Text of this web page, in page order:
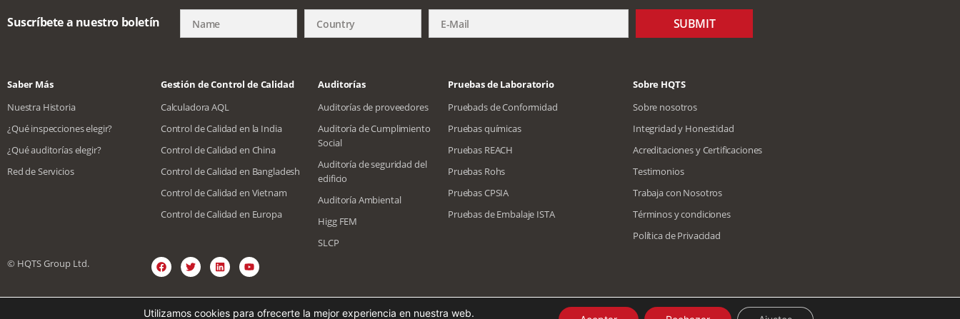
Suscríbete a nuestro boletín SUBMIT
Saber Más
Nuestra Historia
¿Qué inspecciones elegir?
¿Qué auditorías elegir?
Red de Servicios
Gestión de Control de Calidad
Calculadora AQL
Control de Calidad en la India
Control de Calidad en China
Control de Calidad en Bangladesh
Control de Calidad en Vietnam
Control de Calidad en Europa
Auditorías
Auditorías de proveedores
Auditoría de Cumplimiento
Social
Auditoría de seguridad del
edificio
Auditoría Ambiental
Higg FEM
SLCP
Pruebas de Laboratorio
Pruebads de Conformidad
Pruebas químicas
Pruebas REACH
Pruebas Rohs
Pruebas CPSIA
Pruebas de Embalaje ISTA
Sobre HQTS
Sobre nosotros
Integridad y Honestidad
Acreditaciones y Certificaciones
Testimonios
Trabaja con Nosotros
Términos y condiciones
Política de Privacidad
© HQTS Group Ltd.
Utilizamos cookies para ofrecerte la mejor experiencia en nuestra web.
Francés Coreano Árabe Italiano